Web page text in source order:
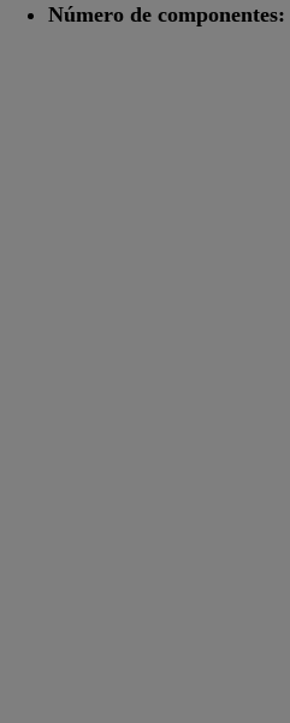
Número de componentes: